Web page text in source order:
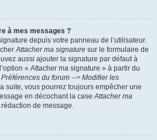
à mes messages ?
depuis votre panneau de l’utilisateur.
Attacher ma signature sur le formulaire de
aussi ajouter la signature par défaut à
« Attacher ma signature » à partir du
Préférences du forum --> Modifier les
suite, vous pourrez toujours empêcher une
en décochant la caseAttacher ma
de message.